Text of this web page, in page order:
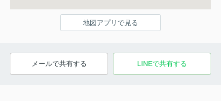
地図アプリで見る
メールで共有する LINEで共有する